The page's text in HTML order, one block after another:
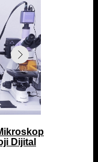
Dijital
Dijital